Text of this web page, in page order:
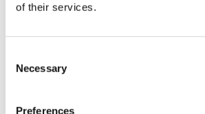
of their services.
Selection
Necessary
Preferences